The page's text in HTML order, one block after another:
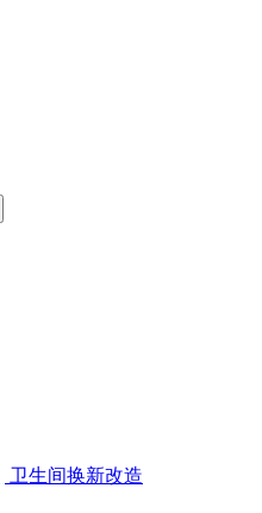
卫生间换新改造